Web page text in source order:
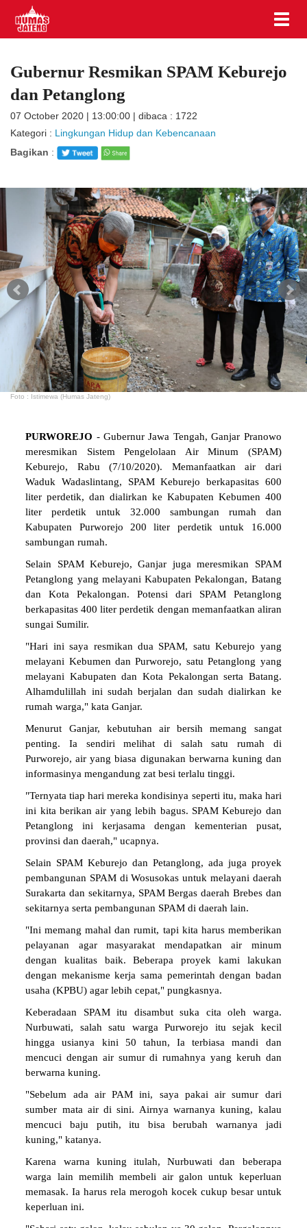
Gubernur Resmikan SPAM Keburejo
dan Petanglong
07 October 2020 | 13:00:00 | dibaca : 1722
Kategori : Lingkungan Hidup dan Kebencanaan
Bagikan :
Foto : Istimewa (Humas Jateng)
PURWOREJO - Gubernur Jawa Tengah, Ganjar Pranowo
meresmikan Sistem Pengelolaan Air Minum (SPAM)
Keburejo, Rabu (7/10/2020). Memanfaatkan air dari
Waduk Wadaslintang, SPAM Keburejo berkapasitas 600
liter perdetik, dan dialirkan ke Kabupaten Kebumen 400
liter perdetik untuk 32.000 sambungan rumah dan
Kabupaten Purworejo 200 liter perdetik untuk 16.000
sambungan rumah.
Selain SPAM Keburejo, Ganjar juga meresmikan SPAM
Petanglong yang melayani Kabupaten Pekalongan, Batang
dan Kota Pekalongan. Potensi dari SPAM Petanglong
berkapasitas 400 liter perdetik dengan memanfaatkan aliran
sungai Sumilir.
"Hari ini saya resmikan dua SPAM, satu Keburejo yang
melayani Kebumen dan Purworejo, satu Petanglong yang
melayani Kabupaten dan Kota Pekalongan serta Batang.
Alhamdulillah ini sudah berjalan dan sudah dialirkan ke
rumah warga," kata Ganjar.
Menurut Ganjar, kebutuhan air bersih memang sangat
penting. Ia sendiri melihat di salah satu rumah di
Purworejo, air yang biasa digunakan berwarna kuning dan
informasinya mengandung zat besi terlalu tinggi.
"Ternyata tiap hari mereka kondisinya seperti itu, maka hari
ini kita berikan air yang lebih bagus. SPAM Keburejo dan
Petanglong ini kerjasama dengan kementerian pusat,
provinsi dan daerah," ucapnya.
Selain SPAM Keburejo dan Petanglong, ada juga proyek
pembangunan SPAM di Wosusokas untuk melayani daerah
Surakarta dan sekitarnya, SPAM Bergas daerah Brebes dan
sekitarnya serta pembangunan SPAM di daerah lain.
"Ini memang mahal dan rumit, tapi kita harus memberikan
pelayanan agar masyarakat mendapatkan air minum
dengan kualitas baik. Beberapa proyek kami lakukan
dengan mekanisme kerja sama pemerintah dengan badan
usaha (KPBU) agar lebih cepat," pungkasnya.
Keberadaan SPAM itu disambut suka cita oleh warga.
Nurbuwati, salah satu warga Purworejo itu sejak kecil
hingga usianya kini 50 tahun, Ia terbiasa mandi dan
mencuci dengan air sumur di rumahnya yang keruh dan
berwarna kuning.
"Sebelum ada air PAM ini, saya pakai air sumur dari
sumber mata air di sini. Airnya warnanya kuning, kalau
mencuci baju putih, itu bisa berubah warnanya jadi
kuning," katanya.
Karena warna kuning itulah, Nurbuwati dan beberapa
warga lain memilih membeli air galon untuk keperluan
memasak. Ia harus rela merogoh kocek cukup besar untuk
keperluan ini.